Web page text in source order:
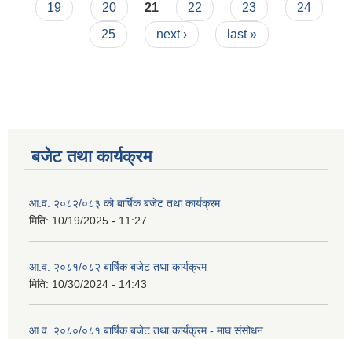
19
20 21 22 23
24
25
next › last »
बजेट तथा कार्यक्रम
आ.व. २०८२/०८३ को बार्षिक बजेट तथा कार्यक्रम
मिति: 10/19/2025 - 11:27
आ.व. २०८१/०८२ बार्षिक बजेट तथा कार्यक्रम
मिति: 10/30/2024 - 14:43
आ.व. २०८०/०८१ बार्षिक बजेट तथा कार्यक्रम - माघ संसोधन